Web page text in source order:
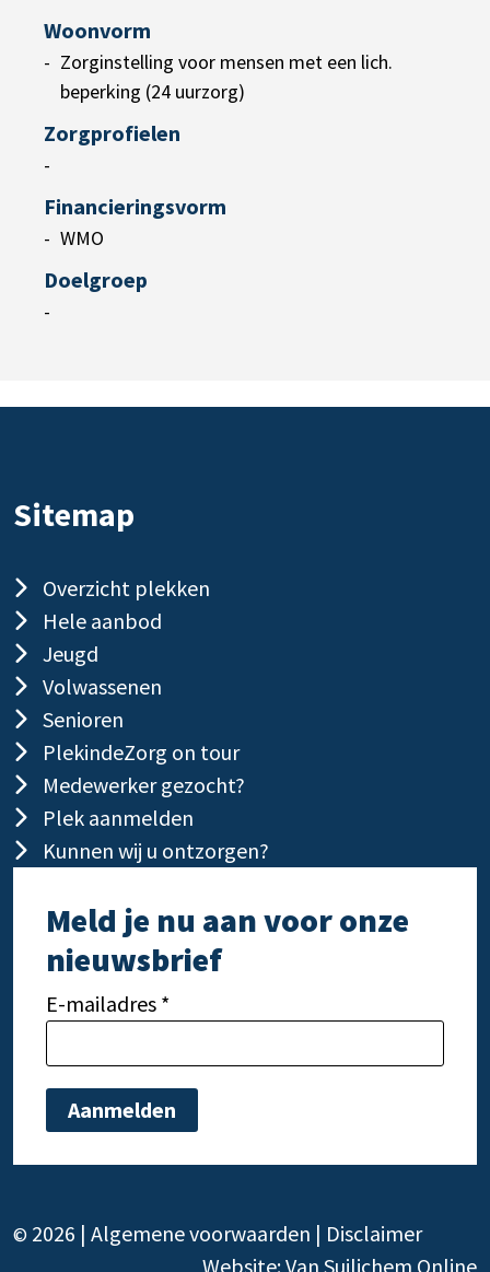
Woonvorm
Zorginstelling voor mensen met een lich.
beperking (24 uurzorg)
Zorgprofielen
-
Financieringsvorm
WMO
Doelgroep
-
Sitemap
Overzicht plekken
Hele aanbod
Jeugd
Volwassenen
Senioren
PlekindeZorg on tour
Medewerker gezocht?
Plek aanmelden
Kunnen wij u ontzorgen?
Meld je nu aan voor onze
nieuwsbrief
E-mailadres *
© 2026 | Algemene voorwaarden | Disclaimer
Website:Van Suilichem Online